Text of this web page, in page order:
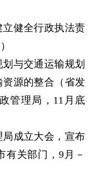
健全行政执法责
与交通运输规划
源的整合（省发
管理局，11月底
成立大会，宣布
有关部门，9月－